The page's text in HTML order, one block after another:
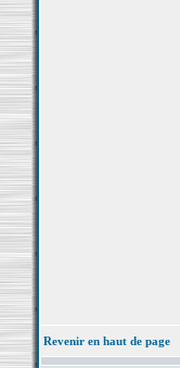
Revenir en haut de page